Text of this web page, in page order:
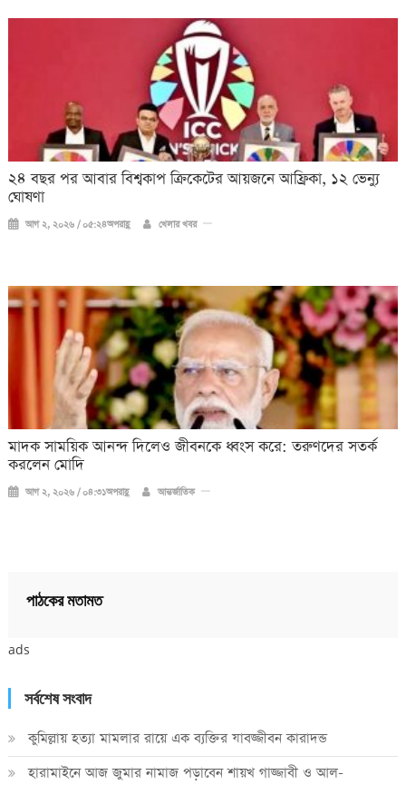
২৪ বছর পর আবার বিশ্বকাপ ক্রিকে‌টের আয়জনে আফ্রিকা, ১২ ভেন্যু
ঘোষণা
আগ ২, ২০২৬ / ০৫:২৪অপরাহ্ণ খেলার খবর
মাদক সাময়িক আনন্দ দিলেও জীবনকে ধ্বংস করে: তরুণদের সতর্ক
করলেন মোদি
আগ ২, ২০২৬ / ০৪:৩১অপরাহ্ণ আন্তর্জাতিক
পাঠকের মতামত
ads
সর্বশেষ সংবাদ
কুমিল্লায় হত্যা মামলার রায়ে এক ব্যক্তির যাবজ্জীবন কারাদন্ড
হারামাইনে আজ জুমার নামাজ পড়াবেন শায়খ গাজ্জাবী ও আল-